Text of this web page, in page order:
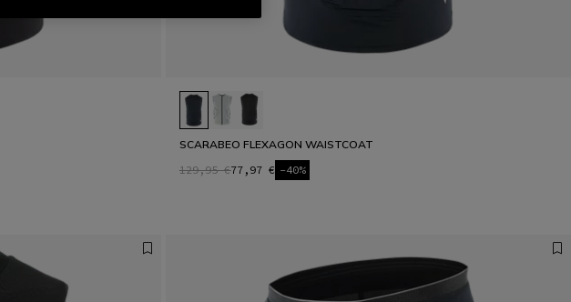
SCARABEO FLEXAGON WAISTCOAT
129,95 €77,97 € -40%